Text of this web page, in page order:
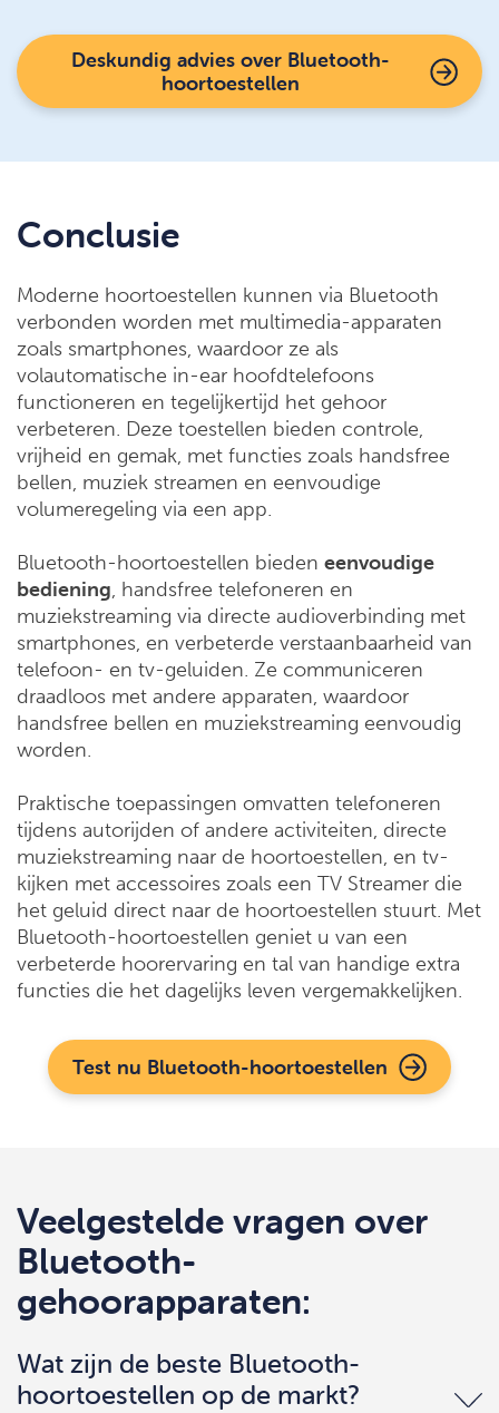
Deskundig advies over Bluetooth-
hoortoestellen
Conclusie
Moderne hoortoestellen kunnen via Bluetooth
verbonden worden met multimedia-apparaten
zoals smartphones, waardoor ze als
volautomatische in-ear hoofdtelefoons
functioneren en tegelijkertijd het gehoor
verbeteren. Deze toestellen bieden controle,
vrijheid en gemak, met functies zoals handsfree
bellen, muziek streamen en eenvoudige
volumeregeling via een app.
Bluetooth-hoortoestellen bieden eenvoudige
bediening, handsfree telefoneren en
muziekstreaming via directe audioverbinding met
smartphones, en verbeterde verstaanbaarheid van
telefoon- en tv-geluiden. Ze communiceren
draadloos met andere apparaten, waardoor
handsfree bellen en muziekstreaming eenvoudig
worden.
Praktische toepassingen omvatten telefoneren
tijdens autorijden of andere activiteiten, directe
muziekstreaming naar de hoortoestellen, en tv-
kijken met accessoires zoals een TV Streamer die
het geluid direct naar de hoortoestellen stuurt. Met
Bluetooth-hoortoestellen geniet u van een
verbeterde hoorervaring en tal van handige extra
functies die het dagelijks leven vergemakkelijken.
Test nu Bluetooth-hoortoestellen
Veelgestelde vragen over
Bluetooth-
gehoorapparaten:
Wat zijn de beste Bluetooth-
hoortoestellen op de markt?